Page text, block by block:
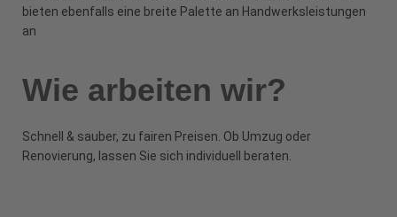
bieten ebenfalls eine breite Palette an Handwerksleistungen
an
Wie arbeiten wir?
Schnell & sauber, zu fairen Preisen. Ob Umzug oder
Renovierung, lassen Sie sich individuell beraten.